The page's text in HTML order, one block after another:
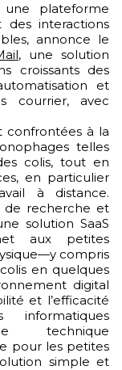
une plateforme
des interactions
annonce le
, une solution
croissants des
et
courrier, avec
confrontées à la
telles
colis, tout en
en particulier
à distance.
de recherche et
solution SaaS
aux petites
compris
en quelques
digital
et l’efficacité
technique
pour les petites
simple et